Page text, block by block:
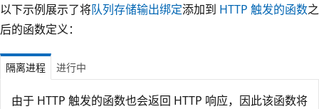
以下示例展示了将队列存储输出绑定添加到 HTTP 触发的函数之
后的函数定义：
隔离进程 进行中
由于 HTTP 触发的函数也会返回 HTTP 响应，因此该函数将